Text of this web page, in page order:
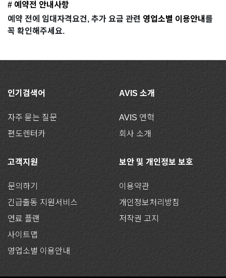
# 예약전 안내사항
예약 전에 임대자격요건, 추가 요금 관련 영업소별 이용안내 를
꼭 확인해주세요.
인기검색어
자주 묻는 질문
편도렌터카
AVIS 소개
AVIS 연혁
회사 소개
고객지원
문의하기
긴급출동 지원서비스
연료 플랜
사이트맵
영업소별 이용안내
보안 및 개인정보 보호
이용약관
개인정보처리방침
저작권 고지